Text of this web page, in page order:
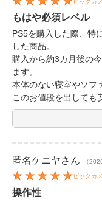
もはや必須レベル
PS5を購入した際、特
した商品。
購入から約3カ月後の
ます。
本体のない寝室やソフ
このお値段を出しても
匿名ケニヤさん （
ビックカ
操作性